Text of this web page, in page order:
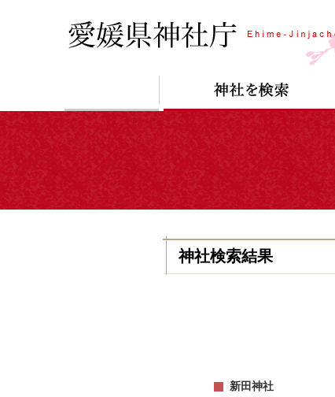
神社検索結果
新田神社